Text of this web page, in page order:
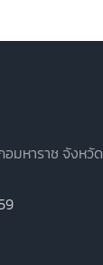
ำปี
อมหาราช จังหวัด